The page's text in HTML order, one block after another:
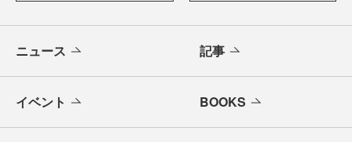
ニュース 記事
イベント BOOKS